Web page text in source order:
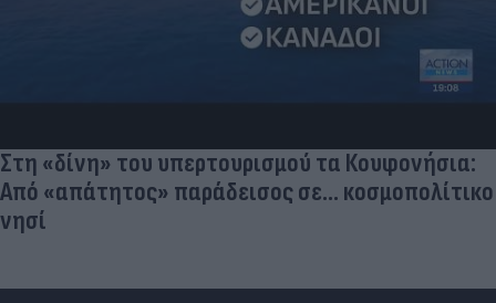
Στη «δίνη» του υπερτουρισμού τα Κουφονήσια:
Από «απάτητος» παράδεισος σε... κοσμοπολίτικο
νησί